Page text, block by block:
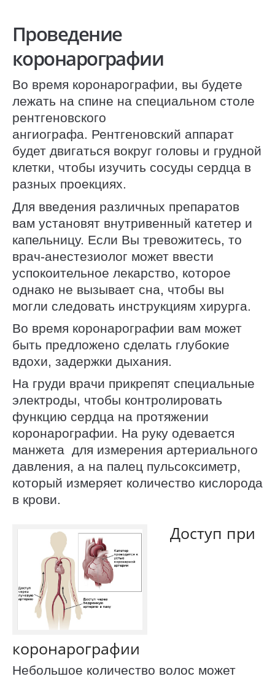
Проведение
коронарографии
Во время коронарографии, вы будете
лежать на спине на специальном столе
рентгеновского
ангиографа. Рентгеновский аппарат
будет двигаться вокруг головы и грудной
клетки, чтобы изучить сосуды сердца в
разных проекциях.
Для введения различных препаратов
вам установят внутривенный катетер и
капельницу. Если Вы тревожитесь, то
врач-анестезиолог может ввести
успокоительное лекарство, которое
однако не вызывает сна, чтобы вы
могли следовать инструкциям хирурга.
Во время коронарографии вам может
быть предложено сделать глубокие
вдохи, задержки дыхания.
На груди врачи прикрепят специальные
электроды, чтобы контролировать
функцию сердца на протяжении
коронарографии. На руку одевается
манжета для измерения артериального
давления, а на палец пульсоксиметр,
который измеряет количество кислорода
в крови.
Доступ при
коронарографии
Небольшое количество волос может